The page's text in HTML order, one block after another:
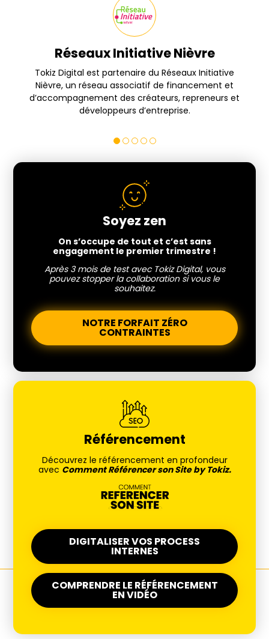
Réseaux Initiative Nièvre
Tokiz Digital est partenaire du Réseaux Initiative
Nièvre, un réseau associatif de financement et
d’accompagnement des créateurs, repreneurs et
développeurs d’entreprise.
Soyez zen
On s’occupe de tout et c’est sans
engagement le premier trimestre !
Après 3 mois de test avec Tokiz Digital, vous
pouvez stopper la collaboration si vous le
souhaitez.
NOTRE FORFAIT ZÉRO
CONTRAINTES
Référencement
Découvrez le référencement en profondeur
avec Comment Référencer son Site by Tokiz.
DIGITALISER VOS PROCESS
INTERNES
COMPRENDRE LE RÉFÉRENCEMENT
EN VIDÉO